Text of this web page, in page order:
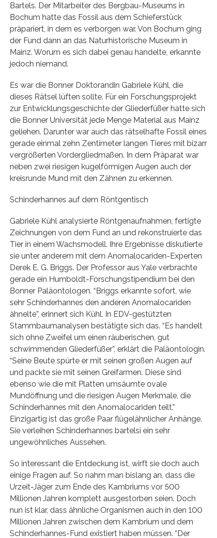
Bartels. Der Mitarbeiter des Bergbau-Museums in
Bochum hatte das Fossil aus dem Schieferstück
präpariert, in dem es verborgen war. Von Bochum ging
der Fund dann an das Naturhistorische Museum in
Mainz. Worum es sich dabei genau handelte, erkannte
jedoch niemand.
Es war die Bonner Doktorandin Gabriele Kühl, die
dieses Rätsel lüften sollte. Für ein Forschungsprojekt
zur Entwicklungsgeschichte der Gliederfüßer hatte sich
die Bonner Universität jede Menge Material aus Mainz
geliehen. Darunter war auch das rätselhafte Fossil eines
gerade einmal zehn Zentimeter langen Tieres mit bizarr
vergrößerten Vordergliedmaßen. In dem Präparat war
neben zwei riesigen kugelförmigen Augen auch der
kreisrunde Mund mit den Zähnen zu erkennen.
Schinderhannes auf dem Röntgentisch
Gabriele Kühl analysierte Röntgenaufnahmen, fertigte
Zeichnungen von dem Fund an und rekonstruierte das
Tier in einem Wachsmodell. Ihre Ergebnisse diskutierte
sie unter anderem mit dem Anomalocariden-Experten
Derek E. G. Briggs. Der Professor aus Yale verbrachte
gerade ein Humboldt-Forschungstipendium bei den
Bonner Paläontologen. “Briggs erkannte sofort, wie
sehr Schinderhannes den anderen Anomalocariden
ähnelte”, erinnert sich Kühl. In EDV-gestützten
Stammbaumanalysen bestätigte sich das. “Es handelt
sich ohne Zweifel um einen räuberischen, gut
schwimmenden Gliederfüßer”, erklärt die Paläontologin.
“Seine Beute spürte er mit seinen großen Augen auf
und packte sie mit seinen Greifarmen. Diese sind
ebenso wie die mit Platten umsäumte ovale
Mundöffnung und die riesigen Augen Merkmale, die
Schinderhannes mit den Anomalocariden teilt.”
Einzigartig ist das große Paar flügelähnlicher Anhänge.
Sie verleihen Schinderhannes bartelsi ein sehr
ungewöhnliches Aussehen.
So interessant die Entdeckung ist, wirft sie doch auch
einige Fragen auf. So nahm man bislang an, dass die
Urzeit-Jäger zum Ende des Kambriums vor 500
Millionen Jahren komplett ausgestorben seien. Doch
nun ist klar, dass ähnliche Organismen auch in den 100
Millionen Jahren zwischen dem Kambrium und dem
Schinderhannes-Fund existiert haben müssen. “Der